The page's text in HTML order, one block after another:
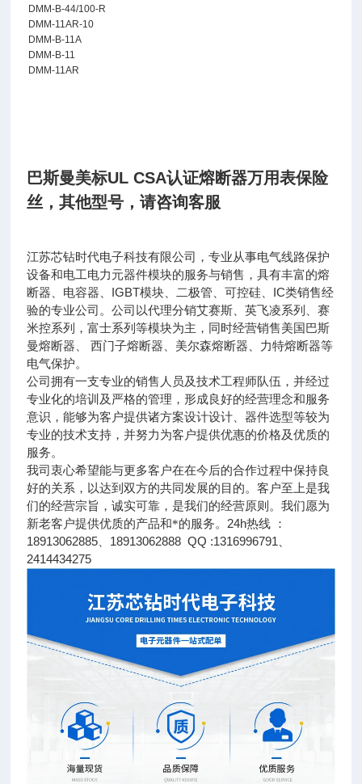
DMM-B-44/100-R
DMM-11AR-10
DMM-B-11A
DMM-B-11
DMM-11AR
巴斯曼美标UL CSA认证熔断器万用表保险
丝 ，其他型号，请咨询客服
江苏芯钻时代电子科技有限公司，专业从事电气线路保护
设备和电工电力元器件模块的服务与销售，具有丰富的熔
断器、电容器、 IGBT模块、二极管、可控硅、 IC类销售经
验的专业公司。公司以代理分销艾赛斯、英飞凌系列、赛
米控系列，富士系列等模块为主，同时经营销售美国巴斯
曼熔断器、 西门子熔断器、美尔森熔断器、力特熔断器等
电气保护。
公司拥有一支专业的销售人员及技术工程师队伍，并经过
专业化的培训及严格的管理，形成良好的经营理念和服务
意识，能够为客户提供诸方案设计设计、器件选型等较为
专业的技术支持，并努力为客户提供优惠的价格及优质的
服务。
我司衷心希望能与更多客户在在今后的合作过程中保持良
好的关系，以达到双方的共同发展的目的。客户至上是我
们的经营宗旨，诚实可靠，是我们的经营原则。我们愿为
新老客户提供优质的产品和*的服务。 24h热线 ：
18913062885 18913062888 QQ :1316996791
2414434275